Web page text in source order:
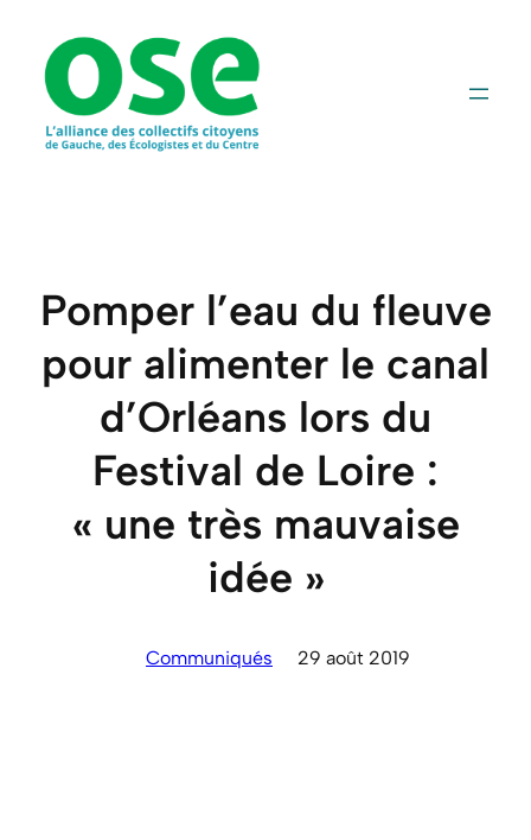
contenu
Pomper l’eau du fleuve
pour alimenter le canal
d’Orléans lors du
Festival de Loire :
« une très mauvaise
idée »
Communiqués 29 août 2019